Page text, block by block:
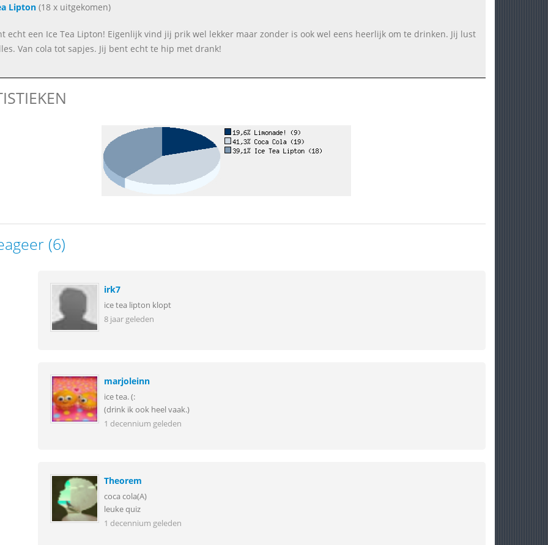
Lipton(18 x uitgekomen)
echt een Ice Tea Lipton! Eigenlijk vind jij prik wel lekker maar zonder is ook wel eens heerlijk om te drinken. Jij lust
Van cola tot sapjes. Jij bent echt te hip met drank!
(6)
irk7
ice tea lipton klopt
8 jaar geleden
marjoleinn
ice tea. (:
(drink ik ook heel vaak.)
1 decennium geleden
Theorem
coca cola(A)
leuke quiz
1 decennium geleden